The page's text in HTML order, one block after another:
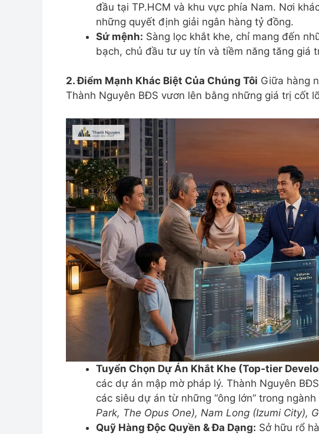
đầu tại TP.HCM và khu vực phía Nam. Nơi
những quyết định giải ngân hàng tỷ đồng.
Sứ mệnh: Sàng lọc khắt khe, chỉ mang đến
bạch, chủ đầu tư uy tín và tiềm năng tăng giá
2. Điểm Mạnh Khác Biệt Của Chúng Tôi Giữa hàng
Thành Nguyên BĐS vươn lên bằng những giá trị cốt
Tuyển Chọn Dự Án Khắt Khe (Top-tier
các dự án mập mờ pháp lý. Thành Nguyên
các siêu dự án từ những “ông lớn” trong ngành
Park, The Opus One), Nam Long (Izumi City),
Quỹ Hàng Độc Quyền & Đa Dạng: Sở hữu rổ